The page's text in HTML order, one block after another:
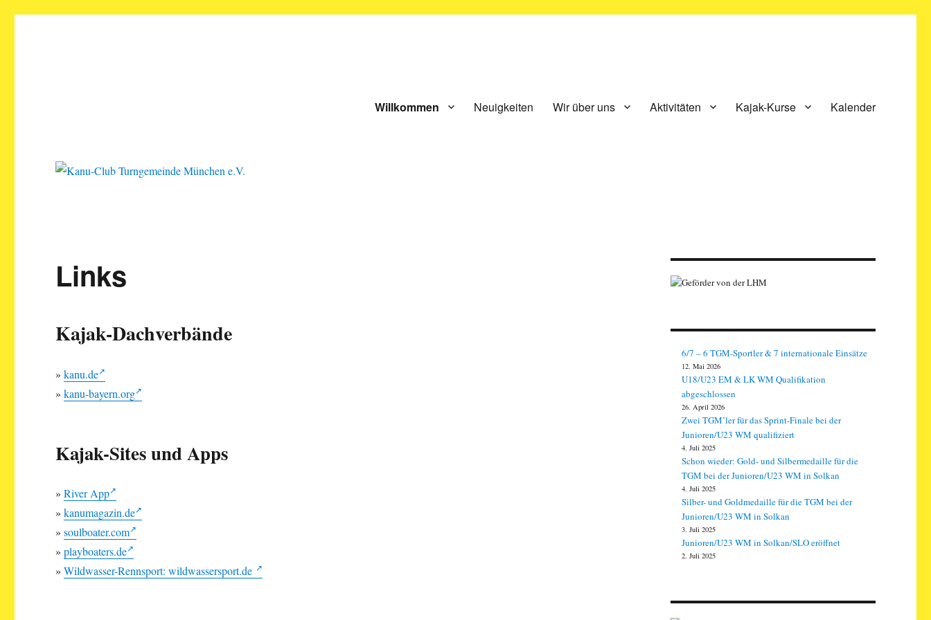
Willkommen Neuigkeiten Wir über uns Aktivitäten Kajak-Kurse Kalender
Links
Kajak-Dachverbände
»kanu.de
»kanu-bayern.org
Kajak-Sites und Apps
»River App
»kanumagazin.de
»soulboater.com
»playboaters.de
»Wildwasser-Rennsport: wildwassersport.de
6/7 – 6 TGM-Sportler & 7 internationale Einsätze
12. Mai 2026
U18/U23 EM & LK WM Qualifikation
abgeschlossen
26. April 2026
Zwei TGM’ler für das Sprint-Finale bei der
Junioren/U23 WM qualifiziert
4. Juli 2025
Schon wieder: Gold- und Silbermedaille für die
TGM bei der Junioren/U23 WM in Solkan
4. Juli 2025
Silber- und Goldmedaille für die TGM bei der
Junioren/U23 WM in Solkan
3. Juli 2025
Junioren/U23 WM in Solkan/SLO eröffnet
2. Juli 2025